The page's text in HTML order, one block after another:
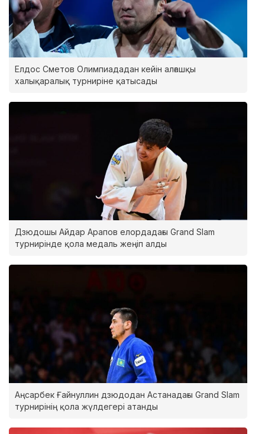
Елдос Сметов Олимпиададан кейін алғашқы
халықаралық турниріне қатысады
Дзюдошы Айдар Арапов елордадағы Grand Slam
турнирінде қола медаль жеңіп алды
Аңсарбек Ғайнуллин дзюдодан Астанадағы Grand Slam
турнирінің қола жүлдегері атанды